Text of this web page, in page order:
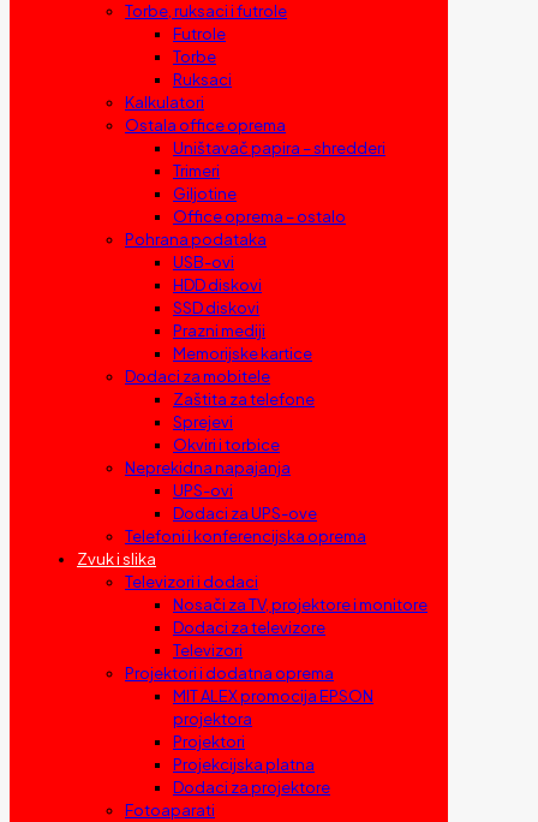
Torbe, ruksaci i futrole
Futrole
Torbe
Ruksaci
Kalkulatori
Ostala office oprema
Uništavač papira – shredderi
Trimeri
Giljotine
Office oprema – ostalo
Pohrana podataka
USB-ovi
HDD diskovi
SSD diskovi
Prazni mediji
Memorijske kartice
Dodaci za mobitele
Zaštita za telefone
Sprejevi
Okviri i torbice
Neprekidna napajanja
UPS-ovi
Dodaci za UPS-ove
Telefoni i konferencijska oprema
Zvuk i slika
Televizori i dodaci
Nosači za TV, projektore i monitore
Dodaci za televizore
Televizori
Projektori i dodatna oprema
MIT ALEX promocija EPSON
projektora
Projektori
Projekcijska platna
Dodaci za projektore
Fotoaparati